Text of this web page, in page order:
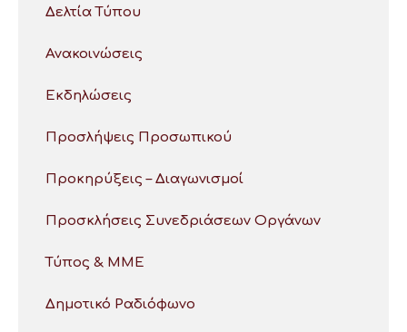
Δελτία Τύπου
Ανακοινώσεις
Εκδηλώσεις
Προσλήψεις Προσωπικού
Προκηρύξεις – Διαγωνισμοί
Προσκλήσεις Συνεδριάσεων Οργάνων
Τύπος & ΜΜΕ
Δημοτικό Ραδιόφωνο